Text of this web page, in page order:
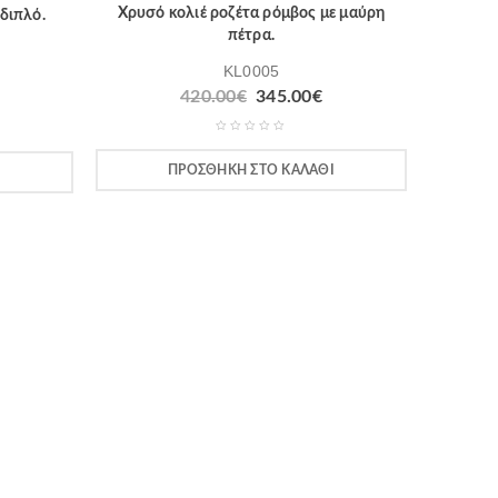
Χρυσό κολιέ ροζέτα ρόμβος με μαύρη
πέτρα.
KL0005
420.00€ 345.00€
ΠΡΟΣΘΉΚΗ ΣΤΟ ΚΑΛΆΘΙ